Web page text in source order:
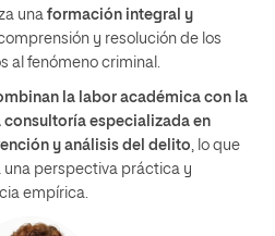
una formación integral y
y resolución de los
al fenómeno criminal.
la labor académica con la
especializada en
y análisis del delito, lo que
una perspectiva práctica y
empírica.